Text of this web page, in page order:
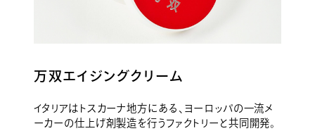
万双エイジングクリーム
イタリアはトスカーナ地方にある、ヨーロッパの一流メ
ーカーの仕上げ剤製造を行うファクトリーと共同開発。